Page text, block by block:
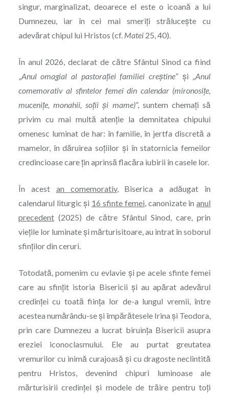
singur, marginalizat, deoarece el este o icoană a lui
Dumnezeu, iar în cei mai smeriți strălucește cu
adevărat chipul lui Hristos (cf. Matei 25, 40).
În anul 2026, declarat de către Sfântul Sinod ca fiind
„Anul ­omagial al pastorației familiei creștine” și „Anul
comemorativ al sfintelor femei din calendar (miro­nosițe,
mucenițe, monahii, soții și mame)”, suntem chemați să
privim cu mai multă atenție la demnitatea chipului
omenesc luminat de har: în familie, în jertfa discretă a
mamelor, în dăruirea soțiilor și în statornicia femeilor
credincioase care țin aprinsă flacăra iubirii în casele lor.
În acest an comemorativ, Biserica a adăugat în
calendarul liturgic și 16 sfinte femei, canonizate înanul
precedent(2025) de către Sfântul Sinod, care, prin
viețile lor luminate și mărturisitoare, au intrat în soborul
sfinților din ceruri.
Totodată, pomenim cu evlavie și pe acele sfinte femei
care au sfințit istoria Bisericii și au apărat adevărul
credinței cu toată ființa lor de-a lungul vremii, între
acestea numărându-se și împărătesele Irina și Teodora,
prin care Dumnezeu a lucrat biruința Bisericii asupra
ereziei iconoclasmului. Ele au purtat greutatea
vremurilor cu inimă curajoasă și cu dragoste neclintită
pentru Hristos, devenind chipuri luminoase ale
mărturisirii cre­dinței și modele de trăire pentru toți